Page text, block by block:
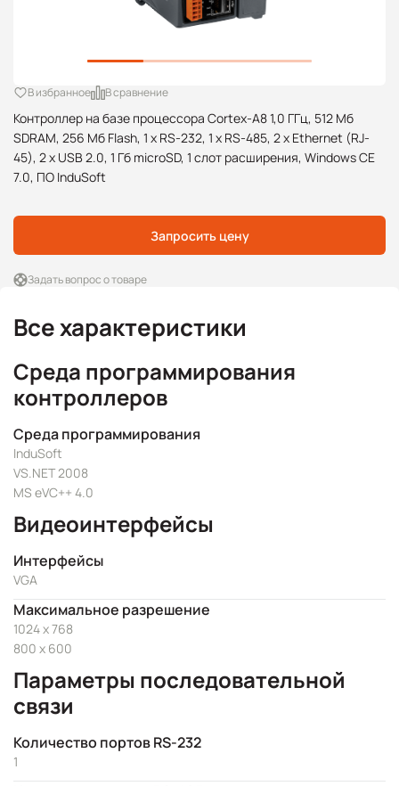
Контроллер на базе процессора Cortex-A8 1,0 ГГц, 512 Mб
SDRAM, 256 Mб Flash, 1 x RS-232, 1 x RS-485, 2 x Ethernet (RJ-
45), 2 x USB 2.0, 1 Гб microSD, 1 слот расширения, Windows CE
7.0, ПО InduSoft
В избранное В сравнение
Запросить цену
Задать вопрос о товаре
Все характеристики
Среда программирования
контроллеров
Среда программирования
InduSoft
VS.NET 2008
MS eVC++ 4.0
Видеоинтерфейсы
Интерфейсы
VGA
Максимальное разрешение
1024 x 768
800 x 600
Параметры последовательной
связи
Количество портов RS-232
1